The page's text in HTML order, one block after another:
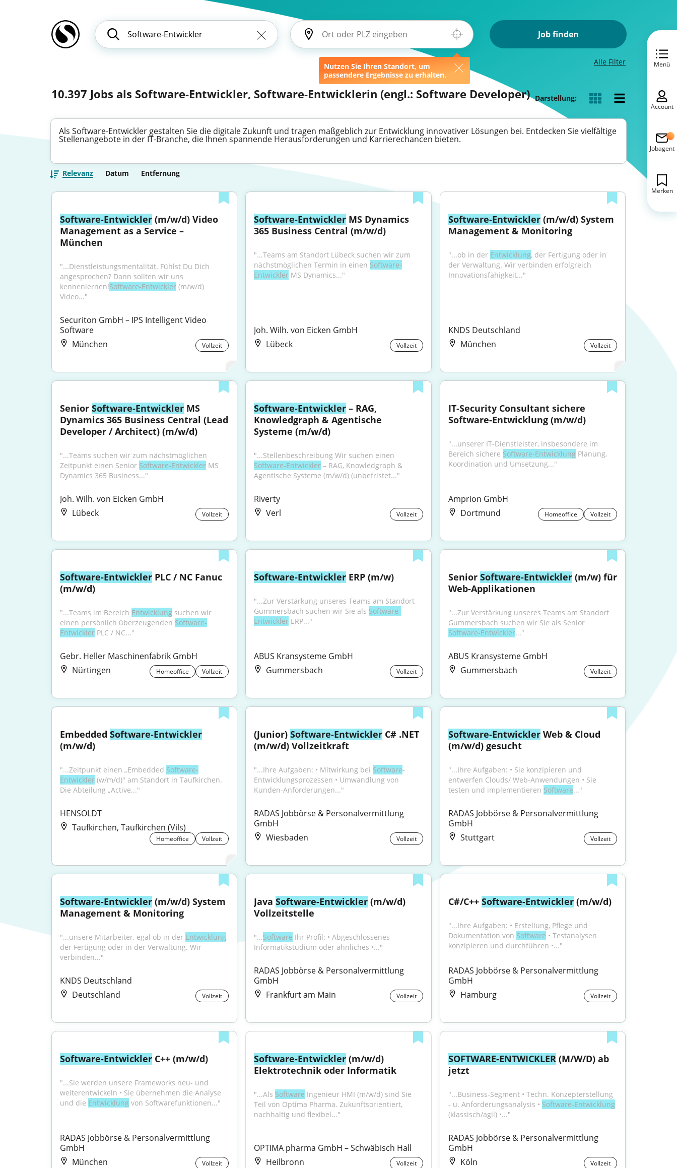
Nutzen Sie Ihren Standort, um
passendere Ergebnisse zu erhalten.
Job finden
Alle Filter
10.397 Jobs als Software-Entwickler, Software-Entwicklerin (engl.: Software Developer) Darstellung:
Als Software-Entwickler gestalten Sie die digitale Zukunft und tragen maßgeblich zur Entwicklung innovativer Lösungen bei. Entdecken Sie vielfältige
Stellenangebote in der IT-Branche, die Ihnen spannende Herausforderungen und Karrierechancen bieten.
Relevanz Datum Entfernung
Software-Entwickler (m/w/d) Video
Management as a Service –
München
"...Dienstleistungsmentalität. Fühlst Du Dich
angesprochen? Dann sollten wir uns
kennenlernen!Software-Entwickler (m/w/d)
Video..."
Securiton GmbH – IPS Intelligent Video
Software
München
Vollzeit
Software-Entwickler MS Dynamics
365 Business Central (m/w/d)
"...Teams am Standort Lübeck suchen wir zum
nächstmöglichen Termin in einen Software-
Entwickler MS Dynamics..."
Joh. Wilh. von Eicken GmbH
Lübeck
Vollzeit
Software-Entwickler (m/w/d) System
Management & Monitoring
"...ob in der Entwicklung, der Fertigung oder in
der Verwaltung. Wir verbinden erfolgreich
Innovationsfähigkeit..."
KNDS Deutschland
München
Vollzeit
Senior Software-Entwickler MS
Dynamics 365 Business Central (Lead
Developer / Architect) (m/w/d)
"...Teams suchen wir zum nächstmöglichen
Zeitpunkt einen Senior Software-Entwickler MS
Dynamics 365 Business..."
Joh. Wilh. von Eicken GmbH
Lübeck
Vollzeit
Software-Entwickler – RAG,
Knowledgraph & Agentische
Systeme (m/w/d)
Software-Entwickler – RAG, Knowledgraph &
Agentische Systeme (m/w/d) (unbefristet..."
Riverty
Verl
Vollzeit
IT-Security Consultant sichere
Software-Entwicklung (m/w/d)
"...unserer IT-Dienstleister, insbesondere im
Bereich sichere Software-Entwicklung Planung,
Koordination und Umsetzung..."
Amprion GmbH
Dortmund
Homeoffice Vollzeit
Software-Entwickler PLC / NC Fanuc
(m/w/d)
"...Teams im Bereich Entwicklung suchen wir
einen persönlich überzeugenden Software-
Entwickler PLC / NC..."
Gebr. Heller Maschinenfabrik GmbH
Nürtingen
Homeoffice Vollzeit
Software-Entwickler ERP (m/w)
"...Zur Verstärkung unseres Teams am Standort
Gummersbach suchen wir Sie als Software-
Entwickler ERP..."
ABUS Kransysteme GmbH
Gummersbach
Vollzeit
Senior Software-Entwickler (m/w) für
Web-Applikationen
"...Zur Verstärkung unseres Teams am Standort
Gummersbach suchen wir Sie als Senior
Software-Entwickler..."
ABUS Kransysteme GmbH
Gummersbach
Vollzeit
Embedded Software-Entwickler
(m/w/d)
"...Zeitpunkt einen „Embedded Software-
Entwickler (w/m/d)" am Standort in Taufkirchen.
Die Abteilung „Active..."
HENSOLDT
Taufkirchen, Taufkirchen (Vils)
Homeoffice Vollzeit
(Junior) Software-Entwickler C# .NET
(m/w/d) Vollzeitkraft
"...Ihre Aufgaben: • Mitwirkung bei Software-
Entwicklungsprozessen • Umwandlung von
Kunden-Anforderungen..."
RADAS Jobbörse & Personalvermittlung
GmbH
Wiesbaden
Vollzeit
Software-Entwickler Web & Cloud
(m/w/d) gesucht
"...Ihre Aufgaben: • Sie konzipieren und
entwerfen Clouds/ Web-Anwendungen • Sie
testen und implementieren Software..."
RADAS Jobbörse & Personalvermittlung
GmbH
Stuttgart
Vollzeit
Software-Entwickler (m/w/d) System
Management & Monitoring
"...unsere Mitarbeiter, egal ob in der Entwicklung,
der Fertigung oder in der Verwaltung. Wir
verbinden..."
KNDS Deutschland
Deutschland
Vollzeit
Java Software-Entwickler (m/w/d)
Vollzeitstelle
"...Software Ihr Profil: • Abgeschlossenes
Informatikstudium oder ähnliches •..."
RADAS Jobbörse & Personalvermittlung
GmbH
Frankfurt am Main
Vollzeit
C#/C++ Software-Entwickler (m/w/d)
"...Ihre Aufgaben: • Erstellung, Pflege und
Dokumentation von Software • Testanalysen
konzipieren und durchführen •..."
RADAS Jobbörse & Personalvermittlung
GmbH
Hamburg
Vollzeit
Software-Entwickler C++ (m/w/d)
"...Sie werden unsere Frameworks neu- und
weiterentwickeln • Sie übernehmen die Analyse
und die Entwicklung von Softwarefunktionen..."
RADAS Jobbörse & Personalvermittlung
GmbH
München
Vollzeit
Software-Entwickler (m/w/d)
Elektrotechnik oder Informatik
"...Als Software Ingenieur HMI (m/w/d) sind Sie
Teil von Optima Pharma. Zukunftsorientiert,
nachhaltig und flexibel..."
OPTIMA pharma GmbH – Schwäbisch Hall
Heilbronn
Vollzeit
SOFTWARE-ENTWICKLER (M/W/D) ab
jetzt
"...Business-Segment • Techn. Konzepterstellung
- u. Anforderungsanalysis • Software-Entwicklung
(klassisch/agil) •..."
RADAS Jobbörse & Personalvermittlung
GmbH
Köln
Vollzeit
Menü
Account
Jobagent
Merken